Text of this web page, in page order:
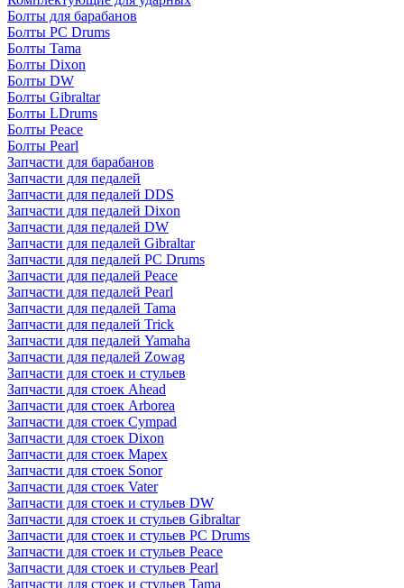
Болты для барабанов
Болты PC Drums
Болты Tama
Болты Dixon
Болты DW
Болты Gibraltar
Болты LDrums
Болты Peace
Болты Pearl
Запчасти для барабанов
Запчасти для педалей
Запчасти для педалей DDS
Запчасти для педалей Dixon
Запчасти для педалей DW
Запчасти для педалей Gibraltar
Запчасти для педалей PC Drums
Запчасти для педалей Peace
Запчасти для педалей Pearl
Запчасти для педалей Tama
Запчасти для педалей Trick
Запчасти для педалей Yamaha
Запчасти для педалей Zowag
Запчасти для стоек и стульев
Запчасти для стоек Ahead
Запчасти для стоек Arborea
Запчасти для стоек Cympad
Запчасти для стоек Dixon
Запчасти для стоек Mapex
Запчасти для стоек Sonor
Запчасти для стоек Vater
Запчасти для стоек и стульев DW
Запчасти для стоек и стульев Gibraltar
Запчасти для стоек и стульев PC Drums
Запчасти для стоек и стульев Peace
Запчасти для стоек и стульев Pearl
Запчасти для стоек и стульев Tama